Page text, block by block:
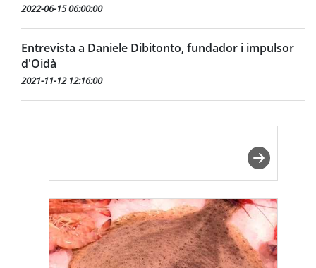
2022-06-15 06:00:00
Entrevista a Daniele Dibitonto, fundador i impulsor
d'Oidà
2021-11-12 12:16:00